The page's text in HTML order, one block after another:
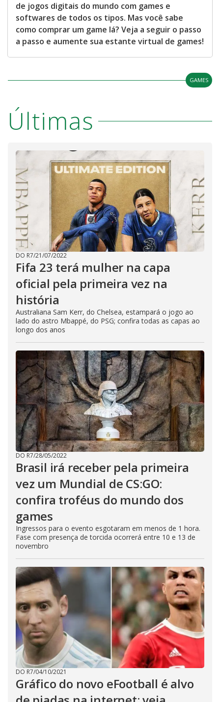
de jogos digitais do mundo com games e
softwares de todos os tipos. Mas você sabe
como comprar um game lá? Veja a seguir o passo
a passo e aumente sua estante virtual de games!
GAMES
Últimas
DO R7/21/07/2022
Fifa 23 terá mulher na capa
oficial pela primeira vez na
história
Australiana Sam Kerr, do Chelsea, estampará o jogo ao
lado do astro Mbappé, do PSG; confira todas as capas ao
longo dos anos
DO R7/28/05/2022
Brasil irá receber pela primeira
vez um Mundial de CS:GO:
confira troféus do mundo dos
games
Ingressos para o evento esgotaram em menos de 1 hora.
Fase com presença de torcida ocorrerá entre 10 e 13 de
novembro
DO R7/04/10/2021
Gráfico do novo eFootball é alvo